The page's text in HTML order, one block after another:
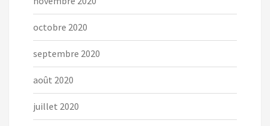
octobre 2020
septembre 2020
août 2020
juillet 2020